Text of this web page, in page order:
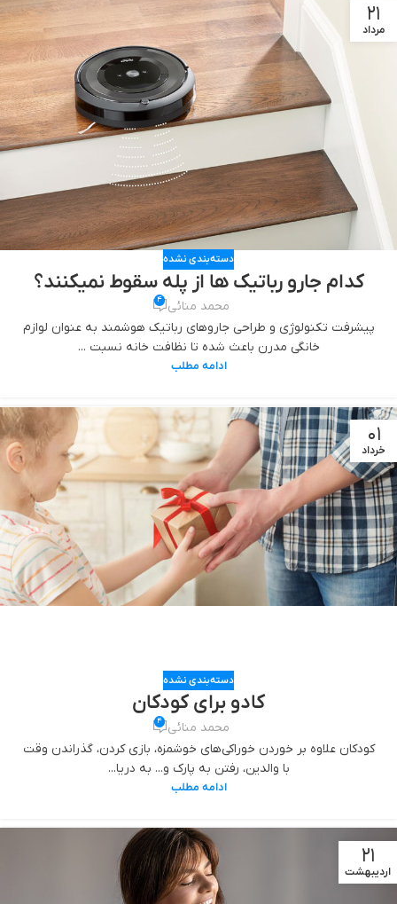
21
مرداد
دسته‌بندی نشده
کدام جارو رباتیک ها از پله سقوط نمیکنند؟
محمد منائی 4
پیشرفت تکنولوژی و طراحی جاروهای رباتیک هوشمند به عنوان لوازم
خانگی مدرن باعث شده تا نظافت خانه نسبت ...
ادامه مطلب
01
خرداد
دسته‌بندی نشده
کادو برای کودکان
محمد منائی 4
کودکان علاوه بر خوردن خوراکی‌های خوشمزه، بازی کردن، گذراندن وقت
با والدین، رفتن به پارک و... به دریا...
ادامه مطلب
21
اردیبهشت